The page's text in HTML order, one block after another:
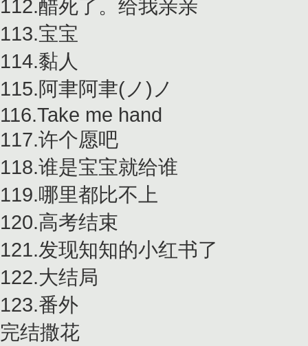
112.醋死了。给我亲亲
113.宝宝
114.黏人
115.阿聿阿聿(ノ)ノ
116.Take me hand
117.许个愿吧
118.谁是宝宝就给谁
119.哪里都比不上
120.高考结束
121.发现知知的小红书了
122.大结局
123.番外
完结撒花